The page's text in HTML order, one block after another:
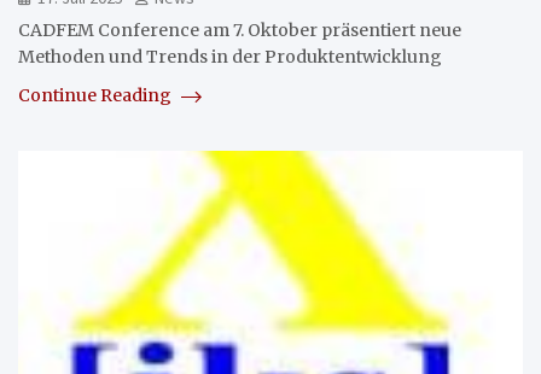
CADFEM Conference am 7. Oktober präsentiert neue
Methoden und Trends in der Produktentwicklung
Continue Reading